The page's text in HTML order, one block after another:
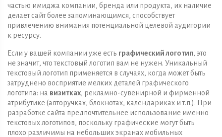
частью имиджа компании, бренда или продукта, их наличие
делает сайт более запоминающимся, способствует
привлечению внимания потенциальной целевой аудитории
к ресурсу.
Если у вашей компании уже есть графический логотип, это
не значит, что текстовый логотип вам не нужен. Уникальный
текстовый логотип применяется в случаях, когда может быть
затруднено восприятие мелких деталей графического
логотипа: на визитках, рекламно-сувенирной и фирменной
атрибутике (авторучках, блокнотах, календариках и т.п.). При
разработке сайта предпочтительнее использование именно
текстовых логотипов, поскольку графические могут быть
плохо различимы на небольших экранах мобильных